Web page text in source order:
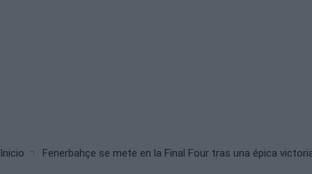
Breadcrumb
Inicio Fenerbahçe se mete en la Final Four tras una épica